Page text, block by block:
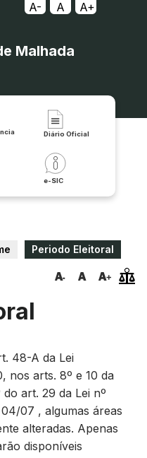
A- A A+
Malhada
Diário Oficial
e-SIC
Periodo Eleitoral
48-A da Lei
nos arts. 8º e 10 da
do art. 29 da Lei nº
07 , algumas áreas
alteradas. Apenas
disponíveis